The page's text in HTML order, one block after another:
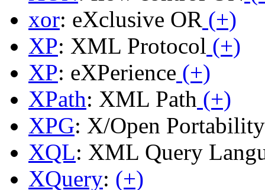
xor: eXclusive OR (+)
XP: XML Protocol (+)
XP: eXPerience (+)
XPath: XML Path (+)
XPG: X/Open
XQL: XML Query
XQuery: (+)